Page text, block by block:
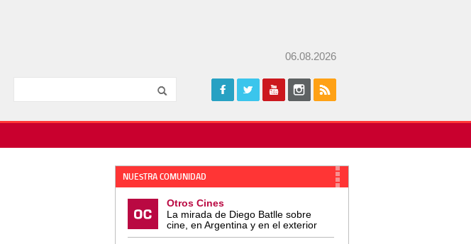
06.08.2026
NUESTRA COMUNIDAD
Otros Cines
La mirada de Diego Batlle sobre
cine, en Argentina y en el exterior